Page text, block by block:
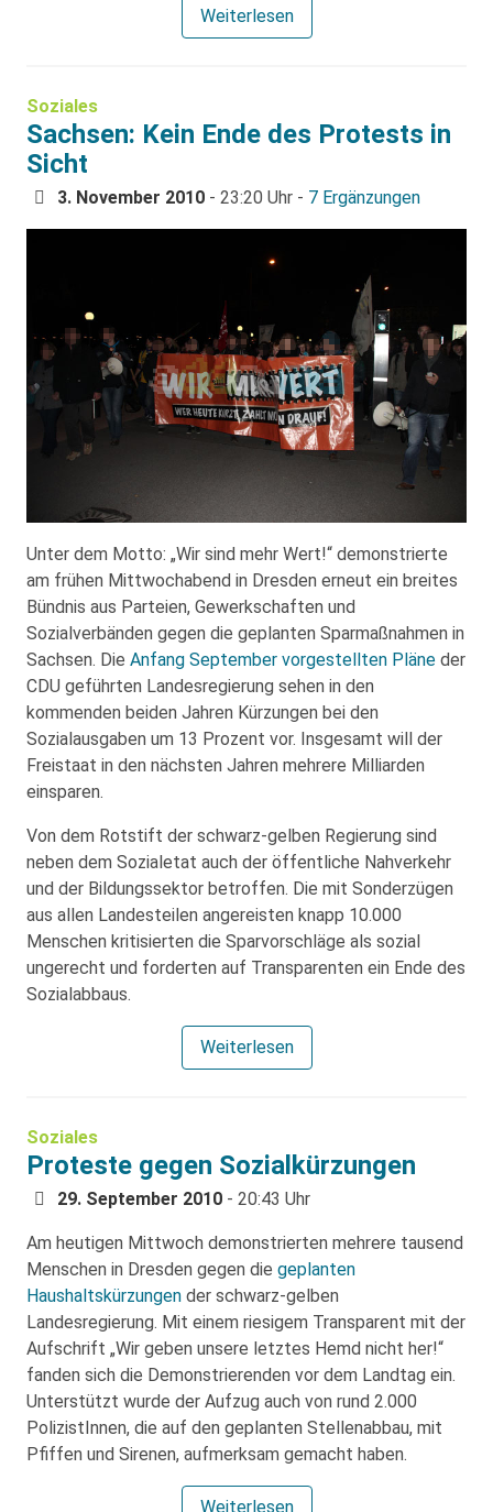
Weiterlesen
Soziales
Sachsen: Kein Ende des Protests in
Sicht
3. November 2010 - 23:20 Uhr - 7 Ergänzungen
Unter dem Motto: „Wir sind mehr Wert!“ demonstrierte
am frühen Mittwochabend in Dresden erneut ein breites
Bündnis aus Parteien, Gewerkschaften und
Sozialverbänden gegen die geplanten Sparmaßnahmen in
Sachsen. Die Anfang September vorgestellten Pläne der
CDU geführten Landesregierung sehen in den
kommenden beiden Jahren Kürzungen bei den
Sozialausgaben um 13 Prozent vor. Insgesamt will der
Freistaat in den nächsten Jahren mehrere Milliarden
einsparen.
Von dem Rotstift der schwarz-gelben Regierung sind
neben dem Sozialetat auch der öffentliche Nahverkehr
und der Bildungssektor betroffen. Die mit Sonderzügen
aus allen Landesteilen angereisten knapp 10.000
Menschen kritisierten die Sparvorschläge als sozial
ungerecht und forderten auf Transparenten ein Ende des
Sozialabbaus.
Weiterlesen
Soziales
Proteste gegen Sozialkürzungen
29. September 2010 - 20:43 Uhr
Am heutigen Mittwoch demonstrierten mehrere tausend
Menschen in Dresden gegen die geplanten
Haushaltskürzungen der schwarz-gelben
Landesregierung. Mit einem riesigem Transparent mit der
Aufschrift „Wir geben unsere letztes Hemd nicht her!“
fanden sich die Demonstrierenden vor dem Landtag ein.
Unterstützt wurde der Aufzug auch von rund 2.000
PolizistInnen, die auf den geplanten Stellenabbau, mit
Pfiffen und Sirenen, aufmerksam gemacht haben.
Weiterlesen